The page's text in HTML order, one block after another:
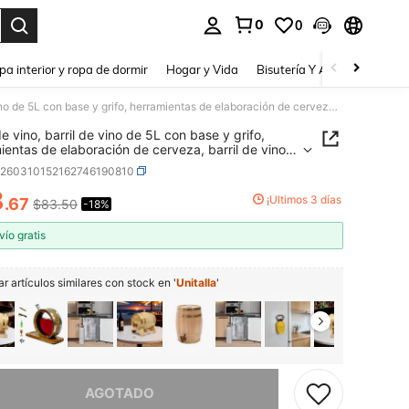
0 0
interior y ropa de dormir Hogar y Vida Bisutería Y Accesorios
Barril de vino, barril de vino de 5L con base y grifo, herramientas de elaboración de cerveza, barril de vino vertical de madera utilizado en hogares, hoteles, bares, cocinas, comedores, bodegas
vino, barril de vino de 5L con base y grifo,
de elaboración de cerveza, barril de vino
de madera utilizado en hogares, hoteles, bares,
comedores, bodegas
AND AVAILABILITY
.67 $83.50 -18% ¡Últimos 3 días
gratis
artículos similares con stock en 'Unitalla'
AGOTADO
este producto está agotado.